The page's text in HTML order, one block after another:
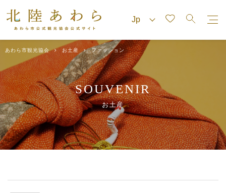
あわら市観光協会 お土産 ファッション
SOUVENIR
お土産